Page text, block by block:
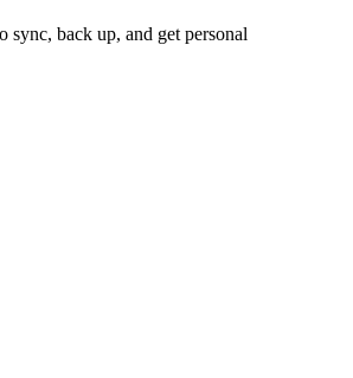
sync, back up, and get personal